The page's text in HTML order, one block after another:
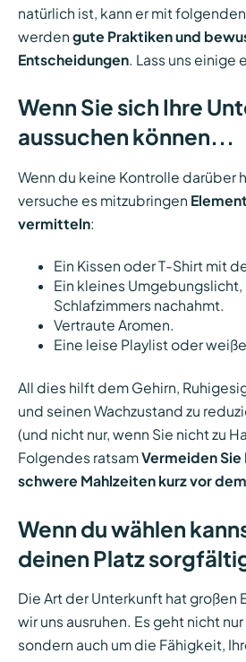
natürlich ist, kann er mit
werden gute Praktiken und
Entscheidungen. Lass uns einige
Wenn Sie sich Ihre
aussuchen können...
Wenn du keine Kontrolle darüber
versuche es mitzubringen
vermitteln:
Ein Kissen oder T-Shirt mit
Ein kleines Umgebungslicht,
Schlafzimmers nachahmt.
Vertraute Aromen.
Eine leise Playlist oder
All dies hilft dem Gehirn,
und seinen Wachzustand zu
(und nicht nur, wenn Sie nicht zu
Folgendes ratsamVermeiden
schwere Mahlzeiten kurz vor
Wenn du wählen
deinen Platz
Die Art der Unterkunft hat großen
wir uns ausruhen. Es geht nicht
sondern auch um die Fähigkeit,